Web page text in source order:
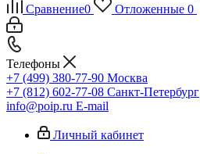
Сравнение0 Отложенные 0
Телефоны
+7 (499) 380-77-90 Москва
+7 (812) 602-77-08 Санкт-Петербург
info@poip.ru E-mail
Личный кабинет